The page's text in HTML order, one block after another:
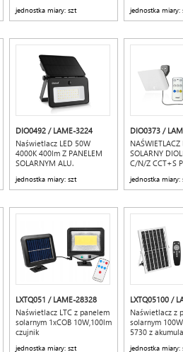
jednostka miary: szt jednostka miary:
DIO0492 / LAME-3224
Naświetlacz LED 50W
4000K 400lm Z PANELEM
SOLARNYM ALU.
jednostka miary: szt
DIO0373 /
NAŚWIETLACZ
SOLARNY
C/N/Z CCT+S
jednostka miary:
LXTQ051 / LAME-28328
Naświetlacz LTC z panelem
solarnym 1xCOB 10W,100lm
czujnik
jednostka miary: szt
LXTQ05100 /
Naświetlacz z
solarnym
5730 z
jednostka miary: